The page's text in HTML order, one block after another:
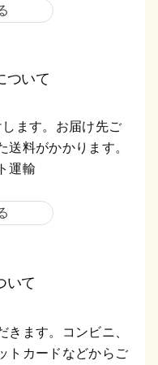
ついて
ます。お届け先ご
送料がかかります。
運輸
いて
きます。コンビニ、
トカードなどからご